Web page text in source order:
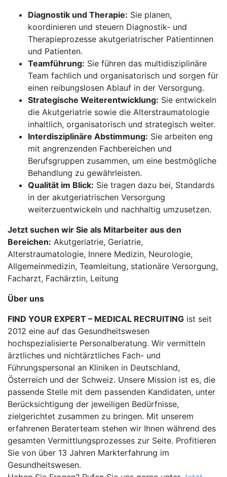
Diagnostik und Therapie: Sie planen,
koordinieren und steuern Diagnostik- und
Therapieprozesse akutgeriatrischer Patientinnen
und Patienten.
Teamführung: Sie führen das multidisziplinäre
Team fachlich und organisatorisch und sorgen für
einen reibungslosen Ablauf in der Versorgung.
Strategische Weiterentwicklung: Sie entwickeln
die Akutgeriatrie sowie die Alterstraumatologie
inhaltlich, organisatorisch und strategisch weiter.
Interdisziplinäre Abstimmung: Sie arbeiten eng
mit angrenzenden Fachbereichen und
Berufsgruppen zusammen, um eine bestmögliche
Behandlung zu gewährleisten.
Qualität im Blick: Sie tragen dazu bei, Standards
in der akutgeriatrischen Versorgung
weiterzuentwickeln und nachhaltig umzusetzen.
Jetzt suchen wir Sie als Mitarbeiter aus den
Bereichen: Akutgeriatrie, Geriatrie,
Alterstraumatologie, Innere Medizin, Neurologie,
Allgemeinmedizin, Teamleitung, stationäre Versorgung,
Facharzt, Fachärztin, Leitung
Über uns
FIND YOUR EXPERT – MEDICAL RECRUITING ist seit
2012 eine auf das Gesundheitswesen
hochspezialisierte Personalberatung. Wir vermitteln
ärztliches und nichtärztliches Fach- und
Führungspersonal an Kliniken in Deutschland,
Österreich und der Schweiz. Unsere Mission ist es, die
passende Stelle mit dem passenden Kandidaten, unter
Berücksichtigung der jeweiligen Bedürfnisse,
zielgerichtet zusammen zu bringen. Mit unserem
erfahrenen Beraterteam stehen wir Ihnen während des
gesamten Vermittlungsprozesses zur Seite. Profitieren
Sie von über 13 Jahren Markterfahrung im
Gesundheitswesen.